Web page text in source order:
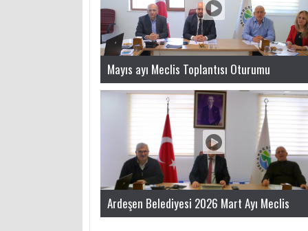
Mayıs ayı Meclis Toplantısı Oturumu
Ardeşen Belediyesi 2026 Mart Ayı Meclis